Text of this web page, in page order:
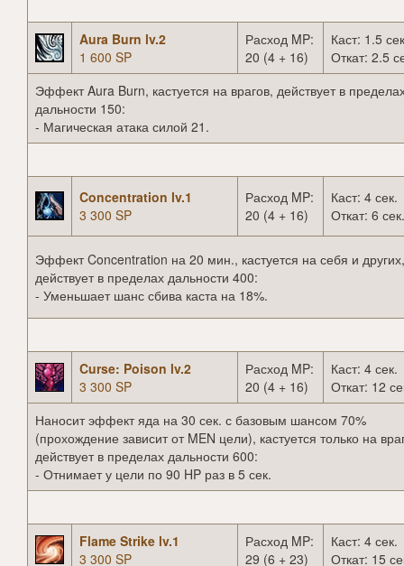
Aura Burn lv.2
1 600 SP
Расход MP:
20 (4 + 16)
Каст: 1.5
Откат: 2.5
Эффект Aura Burn, кастуется на врагов, действует в
дальности 150:
- Магическая атака силой 21.
Concentration lv.1
3 300 SP
Расход MP:
20 (4 + 16)
Каст: 4 сек.
Откат: 6 сек.
Эффект Concentration на 20 мин., кастуется на себя и других,
действует в пределах дальности 400:
- Уменьшает шанс сбива каста на 18%.
Curse: Poison lv.2
3 300 SP
Расход MP:
20 (4 + 16)
Каст: 4 сек.
Откат: 12
Наносит эффект яда на 30 сек. с базовым шансом 70%
(прохождение зависит от MEN цели), кастуется только на
действует в пределах дальности 600:
- Отнимает у цели по 90 HP раз в 5 сек.
Flame Strike lv.1
3 300 SP
Расход MP:
29 (6 + 23)
Каст: 4 сек.
Откат: 15